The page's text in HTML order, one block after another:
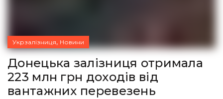
Укрзалізниця, Новини
Донецька залізниця отримала
223 млн грн доходів від
вантажних перевезень